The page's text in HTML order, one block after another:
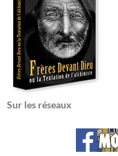
Sur les réseaux